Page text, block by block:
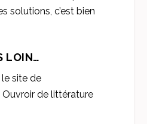
solutions, c’est bien
LOIN…
site de
de littérature